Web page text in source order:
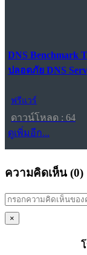
DNS Benchmark
ปลอดภัย DNS
ฟรีแวร์
ดาวน์โหลด : 64
ดูเพิ่มอีก...
ความคิดเห็น (0)
×